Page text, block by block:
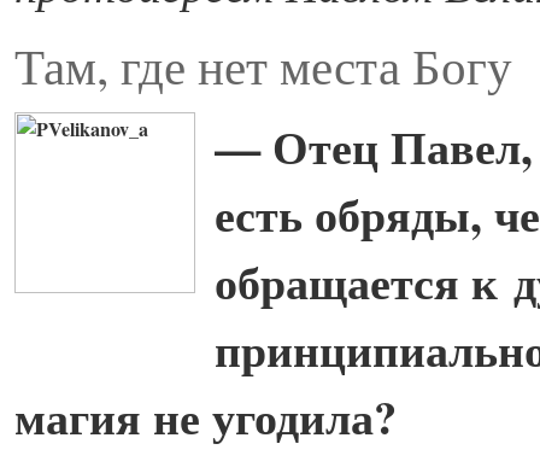
Там, где нет места Богу
— Отец Павел,
есть обряды,
обращается к
магия не угодила?